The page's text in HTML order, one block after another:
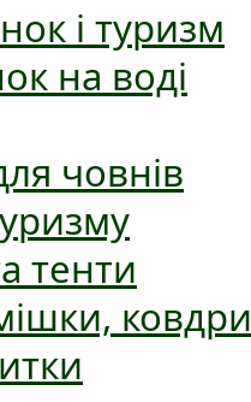
і туризм
на воді
човнів
тенти
ковдри